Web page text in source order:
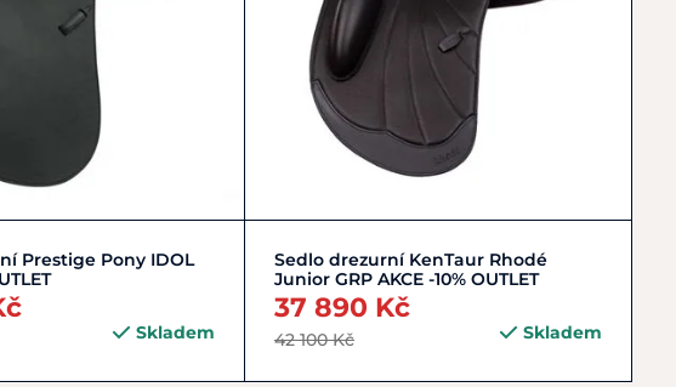
detail
Prestige Pony IDOL
Skladem
Zobrazit detail
Sedlo drezurní KenTaur Rhodé
Junior GRP AKCE -10% OUTLET
37 890 Kč
42 100 Kč Skladem